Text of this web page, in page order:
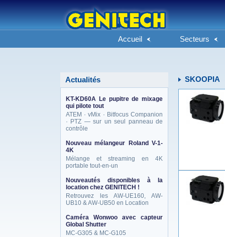
Accueil Secteurs
Actualités
KT-KD60A Le pupitre de mixage
qui pilote tout
ATEM · vMix · Bitfocus Companion
· PTZ — sur un seul panneau de
contrôle
Nouveau mélangeur Roland V-1-
4K
Mélange et streaming en 4K
portable tout-en-un
Nouveautés disponibles à la
location chez GENITECH !
Retrouvez les AW-UE160, AW-
UB10 & AW-UB50 en Location
Caméra Wonwoo avec capteur
Global Shutter
MC-G305 & MC-G105
SKOOPIA